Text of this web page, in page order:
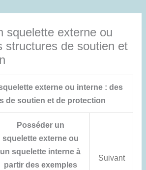
squelette externe ou
structures de soutien et
externe ou interne : des
de soutien et de protection
Posséder un
squelette externe ou
un squelette interne à
partir des exemples
Suivant